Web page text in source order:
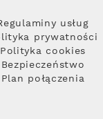
usług
prywatności
Polityka cookies
Bezpieczeństwo
Plan połączenia